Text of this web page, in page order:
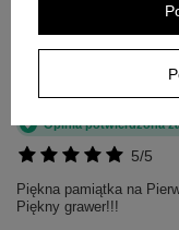
Kliknij ocenę aby filtrować
5/5
Opinia potwierdzona
Piękna pamiątka na
Piękny grawer!!!